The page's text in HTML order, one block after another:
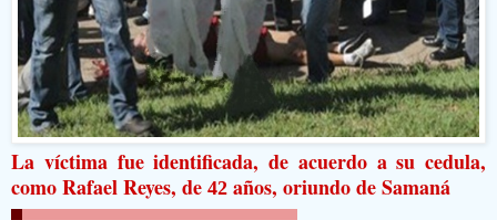
La víctima fue identificada, de acuerdo a su cedula,
como Rafael Reyes, de 42 años, oriundo de Samaná